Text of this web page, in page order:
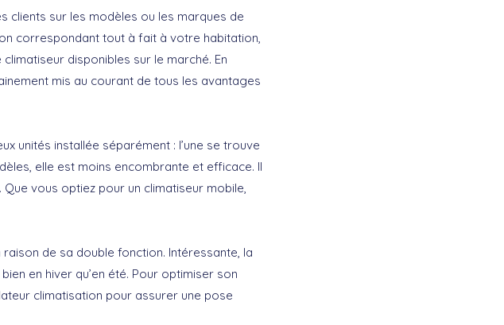
clients sur les modèles ou les marques de
correspondant tout à fait à votre habitation,
disponibles sur le marché. En
mis au courant de tous les avantages
unités installée séparément : l’une se trouve
elle est moins encombrante et efficace. Il
vous optiez pour un climatiseur mobile,
de sa double fonction. Intéressante, la
en hiver qu’en été. Pour optimiser son
climatisation pour assurer une pose